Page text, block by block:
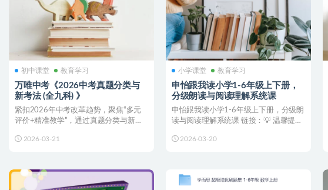
初中课堂 教育学习
万唯中考《2026中考真题分类与
新考法 (全九科) 》
紧扣2026年中考改革趋势，聚焦“多元
评价+精准教学”，通过真题分类与新考
2026-03-21
小学课堂 教育学习
申怡跟我读小学1-6年级上下册，
分级朗读与阅读理解系统课
申怡跟我读小学1-6年级上下册，分级朗
读与阅读理解系统课 链接：💡 温馨提
2026-03-20